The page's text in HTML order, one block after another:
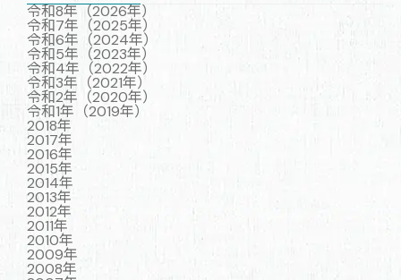
令和8年（2026年）
令和7年（2025年）
令和6年（2024年）
令和5年（2023年）
令和4年（2022年）
令和3年（2021年）
令和2年（2020年）
令和1年（2019年）
2018年
2017年
2016年
2015年
2014年
2013年
2012年
2011年
2010年
2009年
2008年